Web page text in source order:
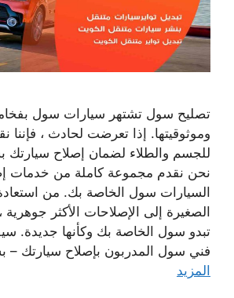
تصليح سول تشتهر سيارات سول
وموثوقيتها. إذا تعرضت لحادث ، فإننا
للجسم والطلاء لضمان إصلاح سيارتك
نحن نقدم مجموعة كاملة من خدمات
السيارات سول الخاصة بك. من
الصغيرة إلى الإصلاحات الأكثر
تبدو سول الخاصة بك وكأنها جديدة.
فني سول المدربون بإصلاح سيارتك –
المزيد